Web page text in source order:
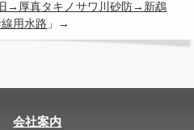
→厚真タキノサワ川砂防→新鵡
用水路 」→
会社案内